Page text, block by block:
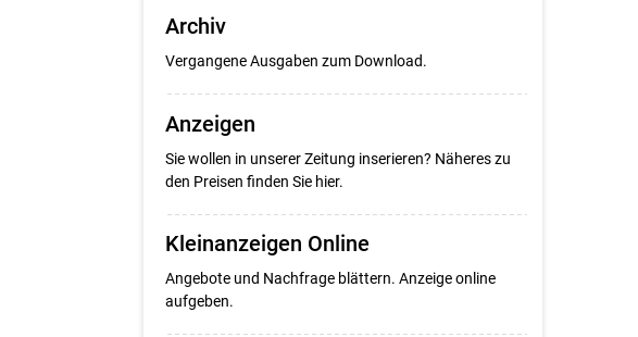
Archiv
Vergangene Ausgaben zum Download.
Anzeigen
Sie wollen in unserer Zeitung inserieren? Näheres zu
den Preisen finden Sie hier.
Kleinanzeigen Online
Angebote und Nachfrage blättern. Anzeige online
aufgeben.